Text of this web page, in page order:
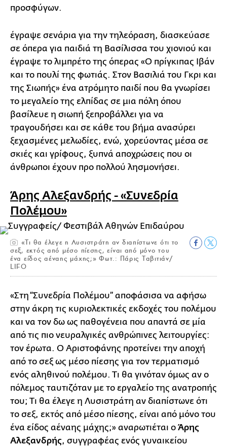
προσφύγων.
έγραψε σενάρια για την τηλεόραση, διασκεύασε
σε όπερα για παιδιά τη Βασίλισσα του χιονιού και
έγραψε το λιμπρέτο της όπερας «Ο πρίγκιπας Ιβάν
και το πουλί της φωτιάς. Στον Βασιλιά του Γκρι και
της Σιωπής» ένα ατρόμητο παιδί που θα γνωρίσει
το μεγαλείο της ελπίδας σε μια πόλη όπου
βασίλευε η σιωπή ξεπροβάλλει για να
τραγουδήσει και σε κάθε του βήμα ανασύρει
ξεχασμένες μελωδίες, ενώ, χορεύοντας μέσα σε
σκιές και γρίφους, ξυπνά αποχρώσεις που οι
άνθρωποι έχουν προ πολλού λησμονήσει.
Άρης Αλεξανδρής - «Συνεδρία
Πολέμου»
«Τι θα έλεγε η Λυσιστράτη αν διαπίστωνε ότι το
σεξ, εκτός από μέσο πίεσης, είναι από μόνο του
ένα είδος αέναης μάχης;» Φωτ.: Πάρις Ταβιτιάν/
LIFO
«Στη “Συνεδρία Πολέμου” αποφάσισα να αφήσω
στην άκρη τις κυριολεκτικές εκδοχές του πολέμου
και να τον δω ως παθογένεια που απαντά σε μία
από τις πιο νευραλγικές ανθρώπινες λειτουργίες:
τον έρωτα. Ο Αριστοφάνης προτείνει την αποχή
από το σεξ ως μέσο πίεσης για τον τερματισμό
ενός αληθινού πολέμου. Τι θα γινόταν όμως αν ο
πόλεμος ταυτιζόταν με το εργαλείο της ανατροπής
του; Τι θα έλεγε η Λυσιστράτη αν διαπίστωνε ότι
το σεξ, εκτός από μέσο πίεσης, είναι από μόνο του
ένα είδος αέναης μάχης;» αναρωτιέται ο Άρης
Αλεξανδρής, συγγραφέας ενός γυναικείου